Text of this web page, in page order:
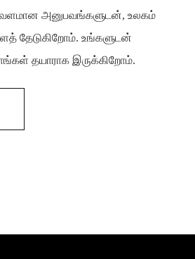
வளமான அனுபவங்களுடன், உலகம்
தேடுகிறோம். உங்களுடன்
தயாராக இருக்கிறோம்.